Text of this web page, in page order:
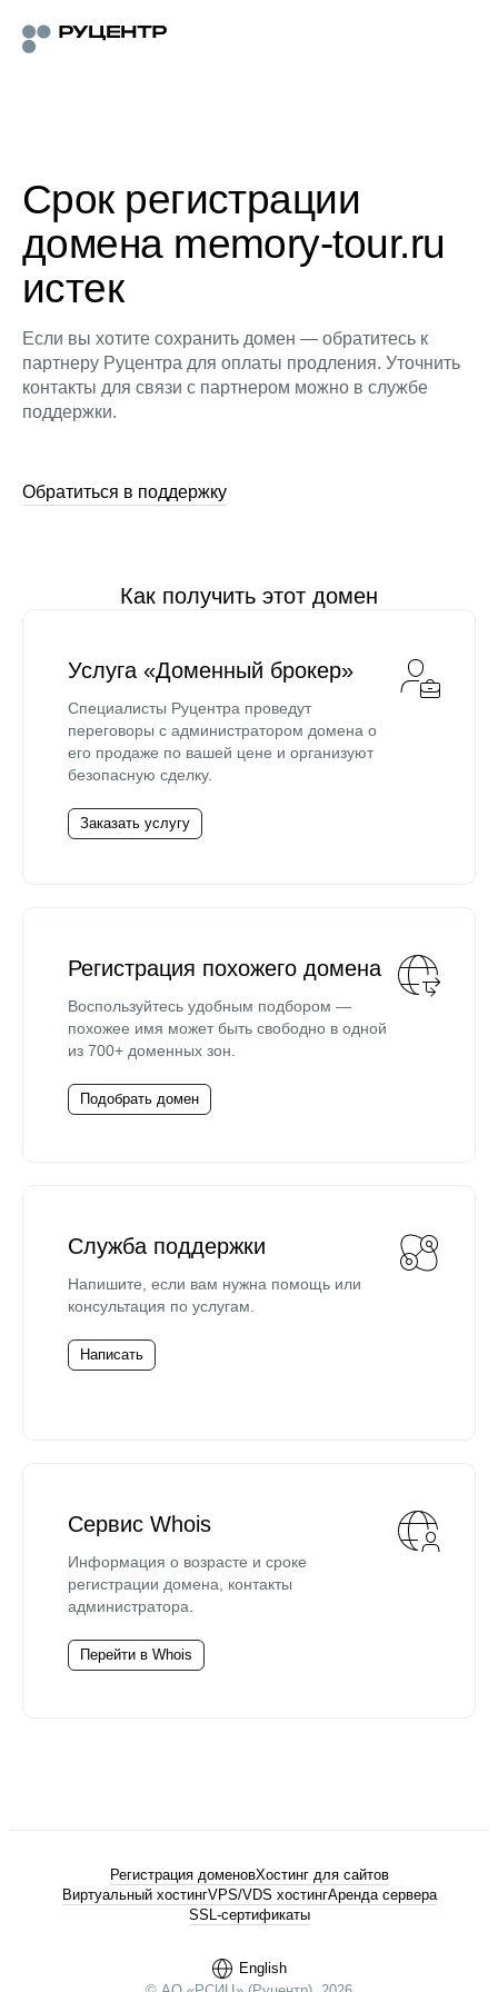
Срок регистрации
домена memory-tour.ru
истек
Если вы хотите сохранить домен — обратитесь к
партнеру Руцентра для оплаты продления. Уточнить
контакты для связи с партнером можно в службе
поддержки.
Обратиться в поддержку
Как получить этот домен
Услуга «Доменный брокер»
Специалисты Руцентра проведут
переговоры с администратором домена о
его продаже по вашей цене и организуют
безопасную сделку.
Заказать услугу
Регистрация похожего домена
Воспользуйтесь удобным подбором —
похожее имя может быть свободно в одной
из 700+ доменных зон.
Подобрать домен
Служба поддержки
Напишите, если вам нужна помощь или
консультация по услугам.
Написать
Сервис Whois
Информация о возрасте и сроке
регистрации домена, контакты
администратора.
Перейти в Whois
English
Регистрация доменовХостинг для сайтов
Виртуальный хостингVPS/VDS хостингАренда сервера
SSL-сертификаты